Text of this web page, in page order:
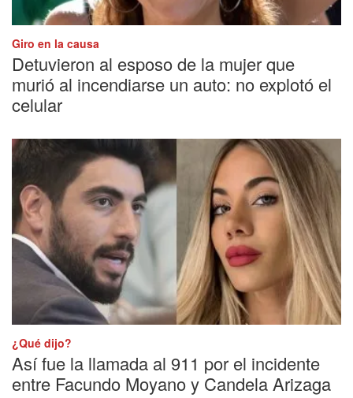
Giro en la causa
Detuvieron al esposo de la mujer que
murió al incendiarse un auto: no explotó el
celular
¿Qué dijo?
Así fue la llamada al 911 por el incidente
entre Facundo Moyano y Candela Arizaga